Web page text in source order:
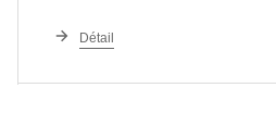
Détail